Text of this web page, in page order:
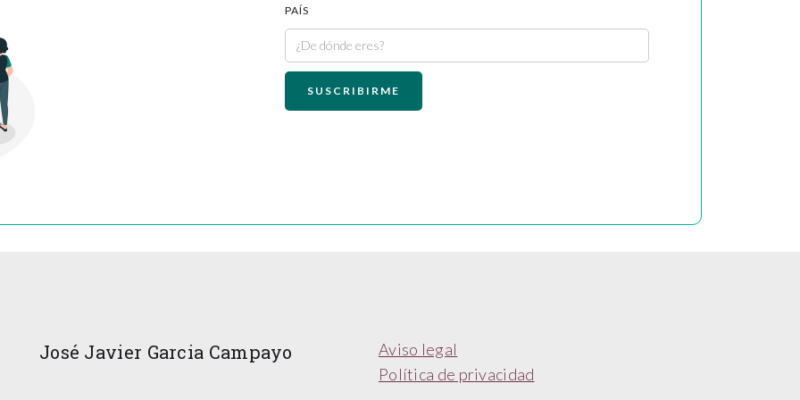
PAÍS
José Javier Garcia Campayo
Aviso legal
Política de privacidad